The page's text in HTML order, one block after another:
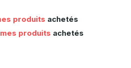
produits achetés
produits achetés